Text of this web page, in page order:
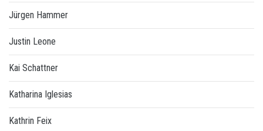
Jürgen Hammer
Justin Leone
Kai Schattner
Katharina Iglesias
Kathrin Feix